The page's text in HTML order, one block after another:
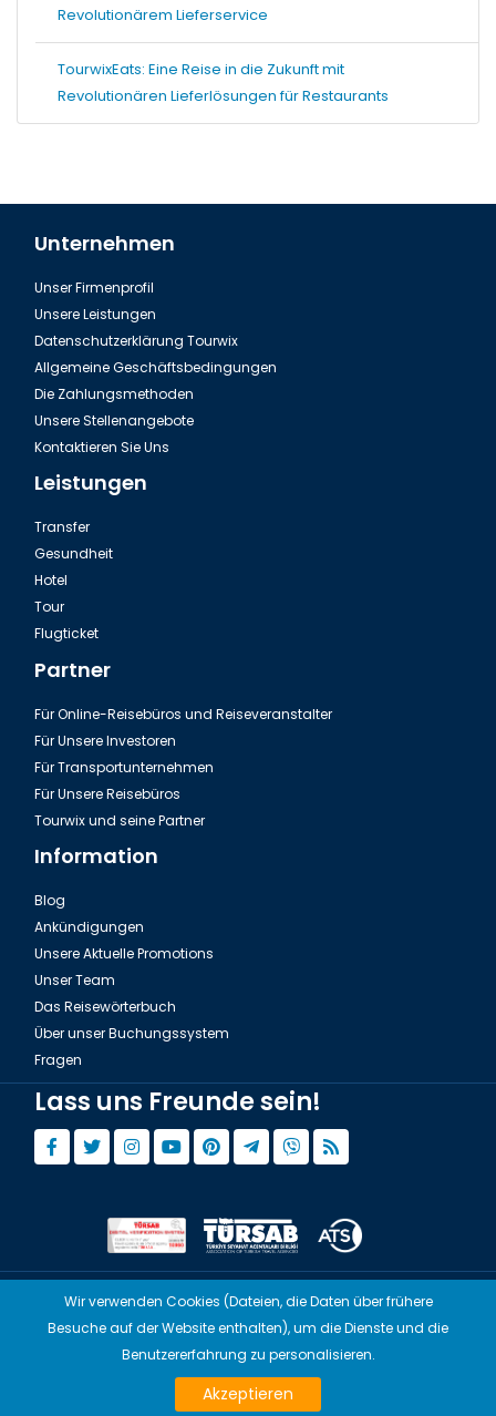
Revolutionärem Lieferservice
TourwixEats: Eine Reise in die Zukunft mit
Revolutionären Lieferlösungen für Restaurants
Unternehmen
Unser Firmenprofil
Unsere Leistungen
Datenschutzerklärung Tourwix
Allgemeine Geschäftsbedingungen
Die Zahlungsmethoden
Unsere Stellenangebote
Kontaktieren Sie Uns
Leistungen
Transfer
Gesundheit
Hotel
Tour
Flugticket
Partner
Für Online-Reisebüros und Reiseveranstalter
Für Unsere Investoren
Für Transportunternehmen
Für Unsere Reisebüros
Tourwix und seine Partner
Information
Blog
Ankündigungen
Unsere Aktuelle Promotions
Unser Team
Das Reisewörterbuch
Über unser Buchungssystem
Fragen
Lass uns Freunde sein!
© Copyright 2015 - 2026,Tourwix.de
Artmodern UG (Haftungsbeschränkt) Arbeitet mit
TOURWİX TURİZM Arbeitet mit Übereinstimmenden Gesetzen der Türkei
Wir verwenden Cookies (Dateien, die Daten über frühere
Besuche auf der Website enthalten), um die Dienste und die
Benutzererfahrung zu personalisieren.
Akzeptieren